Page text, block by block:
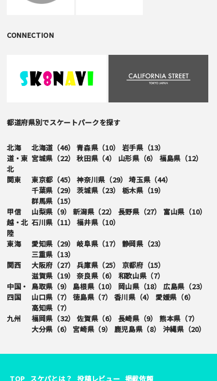
CONNECTION
都道府県別でスケートパークを探す
北海
道・東
北
北海道（46） 青森県（10） 岩手県（13）
宮城県（22） 秋田県（4） 山形県（6） 福島県（12）
関東 東京都（45） 神奈川県（29） 埼玉県（44）
千葉県（29） 茨城県（23） 栃木県（19）
群馬県（15）
甲信
越・北
陸
山梨県（9） 新潟県（22） 長野県（27） 富山県（10）
石川県（11） 福井県（10）
東海 愛知県（29） 岐阜県（17） 静岡県（23）
三重県（13）
関西
大阪府（27） 兵庫県（25） 京都府（15）
滋賀県（19） 奈良県（6） 和歌山県（7）
中国・
四国
鳥取県（9） 島根県（10） 岡山県（18） 広島県（23）
山口県（7） 徳島県（7） 香川県（4） 愛媛県（6）
高知県（7）
九州
福岡県（32） 佐賀県（6） 長崎県（9） 熊本県（7）
大分県（6） 宮崎県（9） 鹿児島県（8） 沖縄県（20）
TOP スケパとは？ 投稿レビュー 掲載依頼